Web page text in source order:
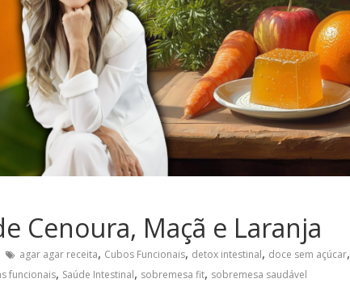
Cenoura, Maçã e Laranja
agar agar receita, Cubos Funcionais, detox intestinal, doce sem açúcar,
funcionais, Saúde Intestinal, sobremesa fit, sobremesa saudável